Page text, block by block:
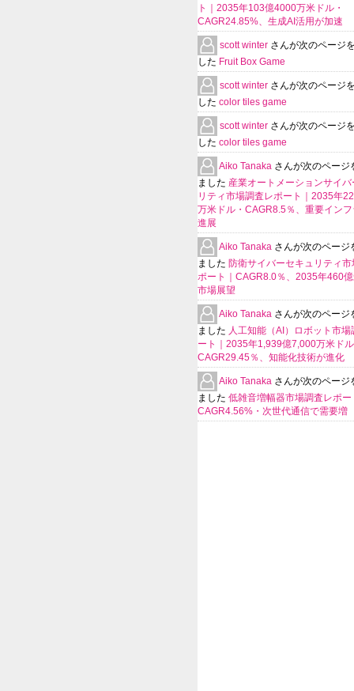
ト｜2035年103億4000万米ドル・
CAGR24.85%、生成AI活用が加速
scott winter さんが次のページ
した Fruit Box Game
scott winter さんが次のページ
した color tiles game
scott winter さんが次のページ
した color tiles game
Aiko Tanaka さんが次のページ
ました 産業オートメーションサイ
リティ市場調査レポート｜2035年
万米ドル・CAGR8.5％、重要イン
進展
Aiko Tanaka さんが次のページ
ました 防衛サイバーセキュリティ
ポート｜CAGR8.0％、2035年460
市場展望
Aiko Tanaka さんが次のページ
ました 人工知能（AI）ロボット市場
ート｜2035年1,939億7,000万米ド
CAGR29.45％、知能化技術が進化
Aiko Tanaka さんが次のページ
ました 低雑音増幅器市場調査レポー
CAGR4.56%・次世代通信で需要増